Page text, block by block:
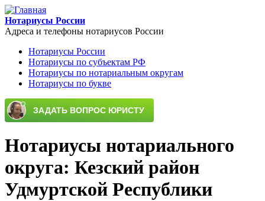
Перейти к основному содержанию
Нотариусы России
Адреса и телефоны нотариусов России
Main menu
Нотариусы России
Нотариусы по субъектам РФ
Нотариусы по нотариальным округам
Нотариусы по букве
Нотариусы нотариального
округа: Кезский район
Удмуртской Республики